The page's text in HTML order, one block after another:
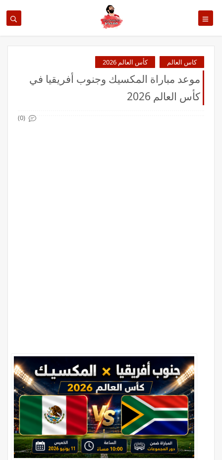
كاس العالم كأس العالم 2026
موعد مباراة المكسيك وجنوب أفريقيا في
كأس العالم 2026
(0)